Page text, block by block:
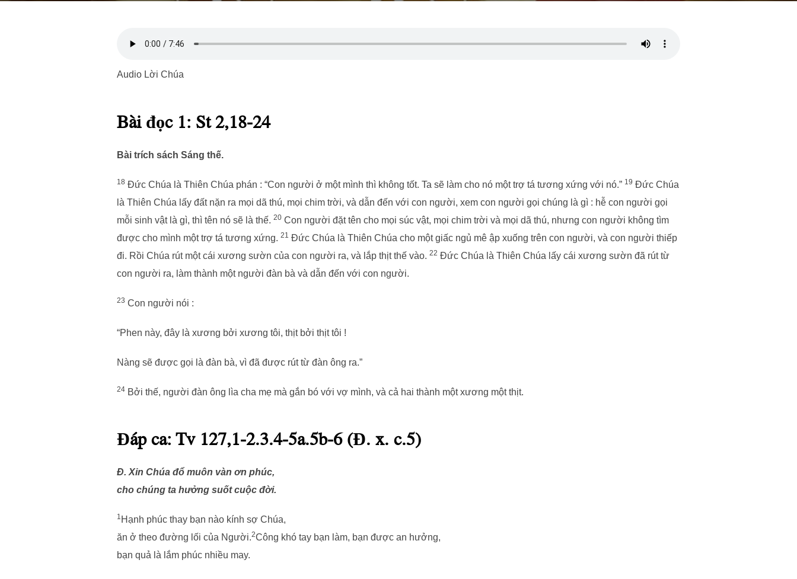
Audio Lời Chúa
Bài đọc 1: St 2,18-24
Bài trích sách Sáng thế.
18 Đức Chúa là Thiên Chúa phán : “Con người ở một mình thì không tốt. Ta sẽ làm cho nó một trợ tá tương xứng với nó.” 19 Đức Chúa
là Thiên Chúa lấy đất nặn ra mọi dã thú, mọi chim trời, và dẫn đến với con người, xem con người gọi chúng là gì : hễ con người gọi
mỗi sinh vật là gì, thì tên nó sẽ là thế. 20 Con người đặt tên cho mọi súc vật, mọi chim trời và mọi dã thú, nhưng con người không tìm
được cho mình một trợ tá tương xứng. 21 Đức Chúa là Thiên Chúa cho một giấc ngủ mê ập xuống trên con người, và con người thiếp
đi. Rồi Chúa rút một cái xương sườn của con người ra, và lắp thịt thế vào. 22 Đức Chúa là Thiên Chúa lấy cái xương sườn đã rút từ
con người ra, làm thành một người đàn bà và dẫn đến với con người.
23 Con người nói :
“Phen này, đây là xương bởi xương tôi, thịt bởi thịt tôi !
Nàng sẽ được gọi là đàn bà, vì đã được rút từ đàn ông ra.”
24 Bởi thế, người đàn ông lìa cha mẹ mà gắn bó với vợ mình, và cả hai thành một xương một thịt.
Đáp ca: Tv 127,1-2.3.4-5a.5b-6 (Đ. x. c.5)
Đ. Xin Chúa đổ muôn vàn ơn phúc,
cho chúng ta hưởng suốt cuộc đời.
1 Hạnh phúc thay bạn nào kính sợ Chúa,
ăn ở theo đường lối của Người.2Công khó tay bạn làm, bạn được an hưởng,
bạn quả là lắm phúc nhiều may.